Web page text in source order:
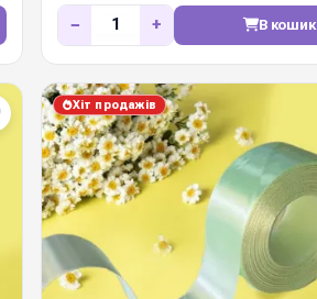
− + В кошик
Хіт продажів